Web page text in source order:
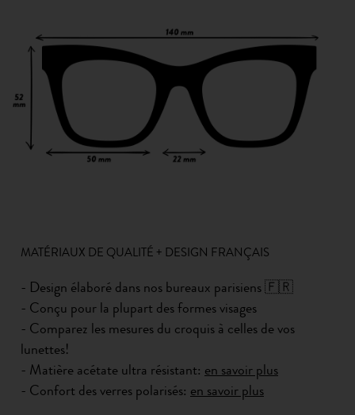
MATÉRIAUX DE QUALITÉ + DESIGN FRANÇAIS
- Design élaboré dans nos bureaux parisiens 🇫🇷
- Conçu pour la plupart des formes visages
- Comparez les mesures du croquis à celles de vos
lunettes!
- Matière acétate ultra résistant: en savoir plus
- Confort des verres polarisés: en savoir plus